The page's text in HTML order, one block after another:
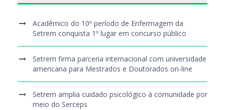
Acadêmico do 10º período de Enfermagem da
Setrem conquista 1º lugar em concurso público
Setrem firma parceria internacional com universidade
americana para Mestrados e Doutorados on-line
Setrem amplia cuidado psicológico à comunidade por
meio do Serceps